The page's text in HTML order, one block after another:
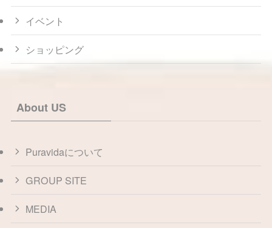
イベント
ショッピング
About US
Puravidaについて
GROUP SITE
MEDIA